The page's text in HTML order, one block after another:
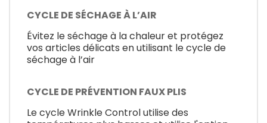
CYCLE DE SÉCHAGE À L’AIR
Évitez le séchage à la chaleur et protégez
vos articles délicats en utilisant le cycle de
séchage à l’air
CYCLE DE PRÉVENTION FAUX PLIS
Le cycle Wrinkle Control utilise des